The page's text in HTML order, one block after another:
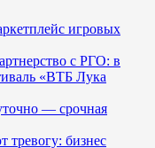
игровых
с РГО: в
«ВТБ Лука
— срочная
бизнес